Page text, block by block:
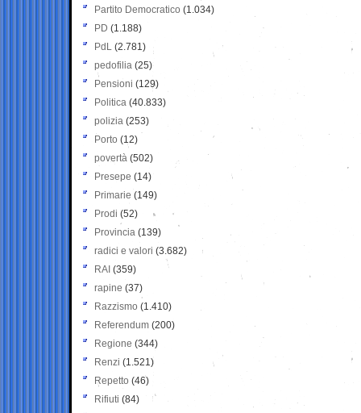
Partito Democratico (1.034)
PD (1.188)
PdL (2.781)
pedofilia (25)
Pensioni (129)
Politica (40.833)
polizia (253)
Porto (12)
povertà (502)
Presepe (14)
Primarie (149)
Prodi (52)
Provincia (139)
radici e valori (3.682)
RAI (359)
rapine (37)
Razzismo (1.410)
Referendum (200)
Regione (344)
Renzi (1.521)
Repetto (46)
Rifiuti (84)